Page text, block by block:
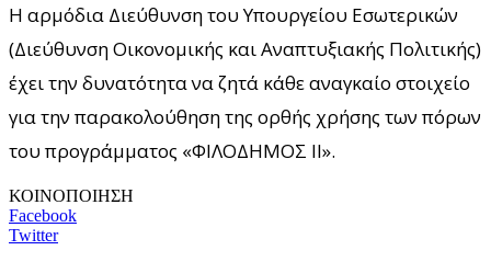
Η αρμόδια Διεύθυνση του Υπουργείου Εσωτερικών
(Διεύθυνση Οικονομικής και Αναπτυξιακής Πολιτικής)
έχει την δυνατότητα να ζητά κάθε αναγκαίο στοιχείο
για την παρακολούθηση της ορθής χρήσης των πόρων
του προγράμματος «ΦΙΛΟΔΗΜΟΣ ΙΙ».
ΚΟΙΝΟΠΟΙΗΣΗ
Facebook
Twitter